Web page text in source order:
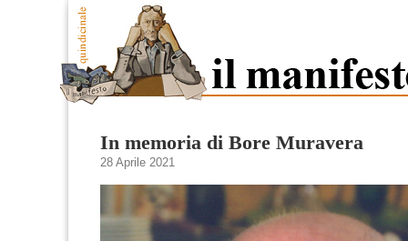
In memoria di Bore Muravera
28 Aprile 2021